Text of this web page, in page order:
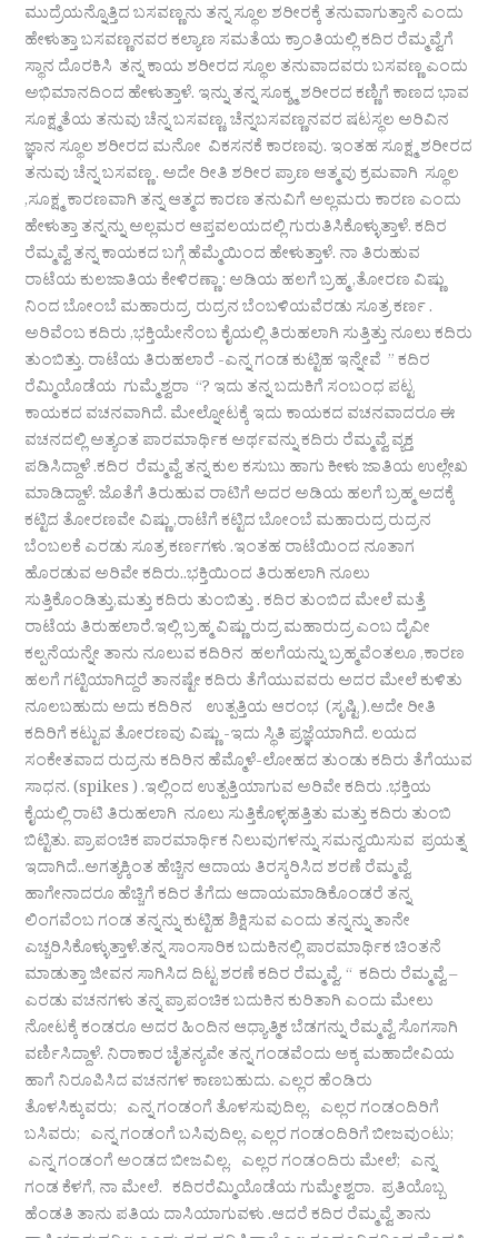
ಮುದ್ರೆಯನ್ನೊತ್ತಿದ ಬಸವಣ್ಣನು ತನ್ನ ಸ್ಥೂಲ ಶರೀರಕ್ಕೆ ತನುವಾಗುತ್ತಾನೆ ಎಂದು
ಹೇಳುತ್ತಾ ಬಸವಣ್ಣನವರ ಕಲ್ಯಾಣ ಸಮತೆಯ ಕ್ರಾಂತಿಯಲ್ಲಿ ಕದಿರ ರೆಮ್ಮವ್ವೆಗೆ
ಸ್ಥಾನ ದೊರಕಿಸಿ ತನ್ನ ಕಾಯ ಶರೀರದ ಸ್ಥೂಲ ತನುವಾದವರು ಬಸವಣ್ಣ ಎಂದು
ಅಭಿಮಾನದಿಂದ ಹೇಳುತ್ತಾಳೆ. ಇನ್ನು ತನ್ನ ಸೂಕ್ಶ್ಮ ಶರೀರದ ಕಣ್ಣಿಗೆ ಕಾಣದ ಭಾವ
ಸೂಕ್ಷ್ಮತೆಯ ತನುವು ಚೆನ್ನ ಬಸವಣ್ಣ, ಚೆನ್ನಬಸವಣ್ಣನವರ ಷಟಸ್ಥಲ ಅರಿವಿನ
ಜ್ಞಾನ ಸ್ಥೂಲ ಶರೀರದ ಮನೋ ವಿಕಸನಕೆ ಕಾರಣವು. ಇಂತಹ ಸೂಕ್ಷ್ಮ ಶರೀರದ
ತನುವು ಚೆನ್ನ ಬಸವಣ್ಣ . ಅದೇ ರೀತಿ ಶರೀರ ಪ್ರಾಣ ಆತ್ಮವು ಕ್ರಮವಾಗಿ ಸ್ಥೂಲ
,ಸೂಕ್ಷ್ಮ ಕಾರಣವಾಗಿ ತನ್ನ ಆತ್ಮದ ಕಾರಣ ತನುವಿಗೆ ಅಲ್ಲಮರು ಕಾರಣ ಎಂದು
ಹೇಳುತ್ತಾ ತನ್ನನ್ನು ಅಲ್ಲಮರ ಆಪ್ತವಲಯದಲ್ಲಿ ಗುರುತಿಸಿಕೊಳ್ಳುತ್ತಾಳೆ. ಕದಿರ
ರೆಮ್ಮವ್ವೆ ತನ್ನ ಕಾಯಕದ ಬಗ್ಗೆ ಹೆಮ್ಮೆಯಿಂದ ಹೇಳುತ್ತಾಳೆ. ನಾ ತಿರುಹುವ
ರಾಟೆಯ ಕುಲಜಾತಿಯ ಕೇಳಿರಣ್ಣಾ : ಅಡಿಯ ಹಲಗೆ ಬ್ರಹ್ಮ ,ತೋರಣ ವಿಷ್ಣು
ನಿಂದ ಬೋಂಬೆ ಮಹಾರುದ್ರ ರುದ್ರನ ಬೆಂಬಳಿಯವೆರಡು ಸೂತ್ರ ಕರ್ಣ .
ಅರಿವೆಂಬ ಕದಿರು ,ಭಕ್ತಿಯೇನೆಂಬ ಕೈಯಲ್ಲಿ ತಿರುಹಲಾಗಿ ಸುತ್ತಿತ್ತು ನೂಲು ಕದಿರು
ತುಂಬಿತ್ತು. ರಾಟೆಯ ತಿರುಹಲಾರೆ -ಎನ್ನ ಗಂಡ ಕುಟ್ಟಿಹ ಇನ್ನೇವೆ ” ಕದಿರ
ರೆಮ್ಮಿಯೊಡೆಯ ಗುಮ್ಮೆಶ್ವರಾ “? ಇದು ತನ್ನ ಬದುಕಿಗೆ ಸಂಬಂಧ ಪಟ್ಟ
ಕಾಯಕದ ವಚನವಾಗಿದೆ. ಮೇಲ್ನೋಟಕ್ಕೆ ಇದು ಕಾಯಕದ ವಚನವಾದರೂ ಈ
ವಚನದಲ್ಲಿ ಅತ್ಯಂತ ಪಾರಮಾರ್ಥಿಕ ಅರ್ಥವನ್ನು ಕದಿರು ರೆಮ್ಮವ್ವೆ ವ್ಯಕ್ತ
ಪಡಿಸಿದ್ದಾಳೆ .ಕದಿರ ರೆಮ್ಮವ್ವೆ ತನ್ನ ಕುಲ ಕಸುಬು ಹಾಗು ಕೀಳು ಜಾತಿಯ ಉಲ್ಲೇಖ
ಮಾಡಿದ್ದಾಳೆ. ಜೊತೆಗೆ ತಿರುಹುವ ರಾಟಿಗೆ ಅದರ ಅಡಿಯ ಹಲಗೆ ಬ್ರಹ್ಮ ಅದಕ್ಕೆ
ಕಟ್ಟಿದ ತೋರಣವೇ ವಿಷ್ಣು ,ರಾಟೆಗೆ ಕಟ್ಟಿದ ಬೋಂಬೆ ಮಹಾರುದ್ರ ರುದ್ರನ
ಬೆಂಬಲಕೆ ಎರಡು ಸೂತ್ರ ಕರ್ಣಗಳು .ಇಂತಹ ರಾಟೆಯಿಂದ ನೂತಾಗ
ಹೊರಡುವ ಅರಿವೇ ಕದಿರು..ಭಕ್ತಿಯಿಂದ ತಿರುಹಲಾಗಿ ನೂಲು
ಸುತ್ತಿಕೊಂಡಿತ್ತು,ಮತ್ತು ಕದಿರು ತುಂಬಿತ್ತು . ಕದಿರ ತುಂಬಿದ ಮೇಲೆ ಮತ್ತೆ
ರಾಟೆಯ ತಿರುಹಲಾರೆ.ಇಲ್ಲಿ ಬ್ರಹ್ಮ ವಿಷ್ಣು ರುದ್ರ ಮಹಾರುದ್ರ ಎಂಬ ದೈವೀ
ಕಲ್ಪನೆಯನ್ನೇ ತಾನು ನೂಲುವ ಕದಿರಿನ ಹಲಗೆಯನ್ನು ಬ್ರಹ್ಮವೆಂತಲೂ ,ಕಾರಣ
ಹಲಗೆ ಗಟ್ಟಿಯಾಗಿದ್ದರೆ ತಾನಷ್ಟೇ ಕದಿರು ತೆಗೆಯುವವರು ಅದರ ಮೇಲೆ ಕುಳಿತು
ನೂಲಬಹುದು ಅದು ಕದಿರಿನ ಉತ್ಪತ್ತಿಯ ಆರಂಭ (ಸೃಷ್ಟಿ ).ಅದೇ ರೀತಿ
ಕದಿರಿಗೆ ಕಟ್ಟುವ ತೋರಣವು ವಿಷ್ಣು -ಇದು ಸ್ಥಿತಿ ಪ್ರಜ್ಞೆಯಾಗಿದೆ. ಲಯದ
ಸಂಕೇತವಾದ ರುದ್ರನು ಕದಿರಿನ ಹೆಮ್ಮೊಳೆ-ಲೋಹದ ತುಂಡು ಕದಿರು ತೆಗೆಯುವ
ಸಾಧನ. (spikes ) .ಇಲ್ಲಿಂದ ಉತ್ಪತ್ತಿಯಾಗುವ ಅರಿವೇ ಕದಿರು .ಭಕ್ತಿಯ
ಕೈಯಲ್ಲಿ ರಾಟಿ ತಿರುಹಲಾಗಿ ನೂಲು ಸುತ್ತಿಕೊಳ್ಳಹತ್ತಿತು ಮತ್ತು ಕದಿರು ತುಂಬಿ
ಬಿಟ್ಟಿತು. ಪ್ರಾಪಂಚಿಕ ಪಾರಮಾರ್ಥಿಕ ನಿಲುವುಗಳನ್ನು ಸಮನ್ವಯಿಸುವ ಪ್ರಯತ್ನ
ಇದಾಗಿದೆ..ಅಗತ್ಯಕ್ಕಿಂತ ಹೆಚ್ಚಿನ ಆದಾಯ ತಿರಸ್ಕರಿಸಿದ ಶರಣೆ ರೆಮ್ಮವ್ವೆ
ಹಾಗೇನಾದರೂ ಹೆಚ್ಚಿಗೆ ಕದಿರ ತೆಗೆದು ಆದಾಯಮಾಡಿಕೊಂಡರೆ ತನ್ನ
ಲಿಂಗವೆಂಬ ಗಂಡ ತನ್ನನ್ನು ಕುಟ್ಟಿಹ ಶಿಕ್ಷಿಸುವ ಎಂದು ತನ್ನನ್ನು ತಾನೇ
ಎಚ್ಚರಿಸಿಕೊಳ್ಳುತ್ತಾಳೆ.ತನ್ನ ಸಾಂಸಾರಿಕ ಬದುಕಿನಲ್ಲಿ ಪಾರಮಾರ್ಥಿಕ ಚಿಂತನೆ
ಮಾಡುತ್ತಾ ಜೀವನ ಸಾಗಿಸಿದ ದಿಟ್ಟ ಶರಣೆ ಕದಿರ ರೆಮ್ಮವ್ವೆ. “ ಕದಿರು ರೆಮ್ಮವ್ವೆ –
ಎರಡು ವಚನಗಳು ತನ್ನ ಪ್ರಾಪಂಚಿಕ ಬದುಕಿನ ಕುರಿತಾಗಿ ಎಂದು ಮೇಲು
ನೋಟಕ್ಕೆ ಕಂಡರೂ ಅದರ ಹಿಂದಿನ ಆಧ್ಯಾತ್ಮಿಕ ಬೆಡಗನ್ನು ರೆಮ್ಮವ್ವೆ ಸೊಗಸಾಗಿ
ವರ್ಣಿಸಿದ್ದಾಳೆ. ನಿರಾಕಾರ ಚೈತನ್ಯವೇ ತನ್ನ ಗಂಡವೆಂದು ಅಕ್ಕ ಮಹಾದೇವಿಯ
ಹಾಗೆ ನಿರೂಪಿಸಿದ ವಚನಗಳ ಕಾಣಬಹುದು. ಎಲ್ಲರ ಹೆಂಡಿರು
ತೊಳಸಿಕ್ಕುವರು; ಎನ್ನ ಗಂಡಂಗೆ ತೊಳಸುವುದಿಲ್ಲ. ಎಲ್ಲರ ಗಂಡಂದಿರಿಗೆ
ಬಸಿವರು; ಎನ್ನ ಗಂಡಂಗೆ ಬಸಿವುದಿಲ್ಲ. ಎಲ್ಲರ ಗಂಡಂದಿರಿಗೆ ಬೀಜವುಂಟು;
ಎನ್ನ ಗಂಡಂಗೆ ಅಂಡದ ಬೀಜವಿಲ್ಲ. ಎಲ್ಲರ ಗಂಡಂದಿರು ಮೇಲೆ; ಎನ್ನ
ಗಂಡ ಕೆಳಗೆ, ನಾ ಮೇಲೆ. ಕದಿರರೆಮ್ಮಿಯೊಡೆಯ ಗುಮ್ಮೇಶ್ವರಾ. ಪ್ರತಿಯೊಬ್ಬ
ಹೆಂಡತಿ ತಾನು ಪತಿಯ ದಾಸಿಯಾಗುವಳು .ಆದರೆ ಕದಿರ ರೆಮ್ಮವ್ವೆ ತಾನು